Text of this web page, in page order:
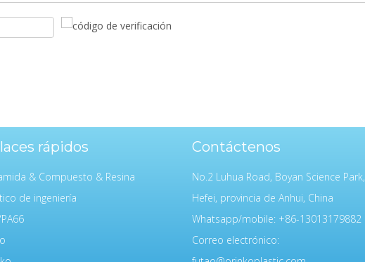
rápidos
& Compuesto & Resina
de ingeniería
Contáctenos
No.2 Luhua Road, Boyan Science Park,
Hefei, provincia de Anhui, China
Whatsapp/mobile: +86-13013179882
Correo electrónico: